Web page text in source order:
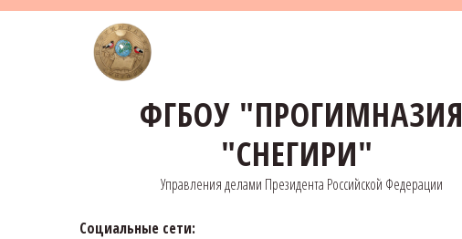
ФГБОУ "ПРОГИМНАЗИЯ
"СНЕГИРИ"
Управления делами Президента Российской Федерации
Социальные сети: